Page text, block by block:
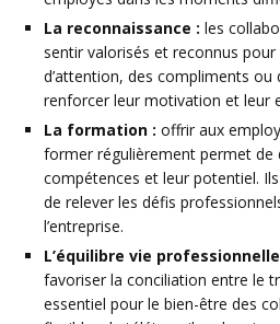
La reconnaissance : les
sentir valorisés et reconnus
d’attention, des compliments
renforcer leur motivation et leur
La formation : offrir aux
former régulièrement permet de
compétences et leur potentiel.
de relever les défis
l’entreprise.
L’équilibre vie
favoriser la conciliation entre le
essentiel pour le bien-être des